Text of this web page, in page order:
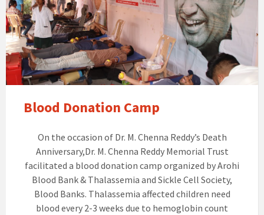
Blood Donation Camp
On the occasion of Dr. M. Chenna Reddy’s Death
Anniversary,Dr. M. Chenna Reddy Memorial Trust
facilitated a blood donation camp organized by Arohi
Blood Bank & Thalassemia and Sickle Cell Society,
Blood Banks. Thalassemia affected children need
blood every 2-3 weeks due to hemoglobin count